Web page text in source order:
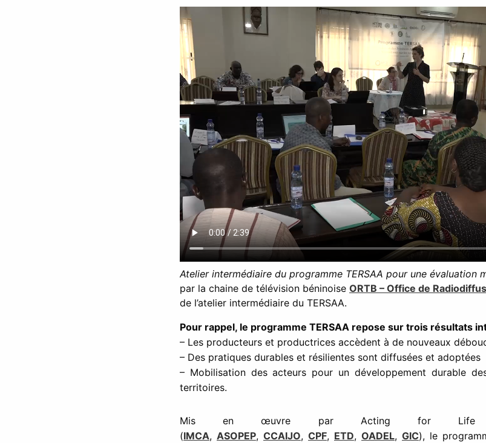
Atelier intermédiaire du programme TERSAA pour une évaluation
par la chaine de télévision béninoise ORTB – Office de
de l’atelier intermédiaire du TERSAA.
Pour rappel, le programme TERSAA repose sur trois résultats
– Les producteurs et productrices accèdent à de nouveaux
– Des pratiques durables et résilientes sont diffusées et adoptées
– Mobilisation des acteurs pour un développement durable
territoires.
Mis en œuvre par Acting for Life
(IMCA, ASOPEP, CCAIJO, CPF, ETD, OADEL, GIC), le